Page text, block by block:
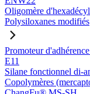
Oligomère
Polysiloxanes modifiés
Promoteur
E11
Silane fonctionnel di-
Copolymères